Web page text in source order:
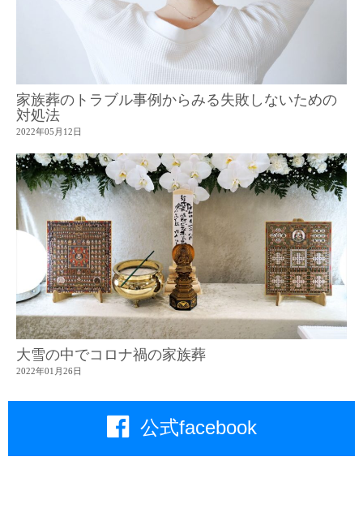
家族葬のトラブル事例からみる失敗しないための
対処法
2022年05月12日
大雪の中でコロナ禍の家族葬
2022年01月26日
公式facebook